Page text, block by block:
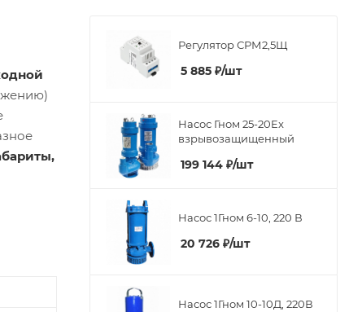
Регулятор СРМ2,5Щ
5 885 ₽/шт
Насос Гном 25-20Ex
взрывозащищенный
199 144 ₽/шт
Насос 1Гном 6-10, 220 В
20 726 ₽/шт
Насос 1Гном 10-10Д, 220В